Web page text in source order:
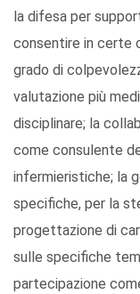
la difesa per
consentire in certe
grado di
valutazione più
disciplinare; la
come consulente
infermieristiche; la
specifiche, per la
progettazione di
sulle specifiche
partecipazione